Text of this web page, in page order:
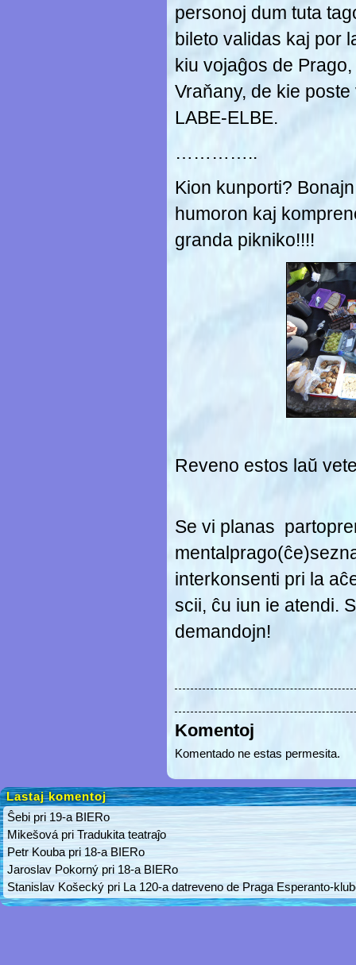
personoj dum tuta
bileto validas kaj por
kiu vojaĝos de
Vraňany, de kie
LABE-ELBE.
…………..
Kion kunporti?
humoron kaj
granda pikniko!!!!
Reveno estos laŭ
Se vi planas
interkonsenti pri la
scii, ĉu iun ie atendi.
demandojn!
Komentoj
Komentado ne estas permesita.
Lastaj komentoj
Ŝebi pri 19-a BIERo
Mikešová pri Tradukita teatraĵo
Petr Kouba pri 18-a BIERo
Jaroslav Pokorný pri 18-a BIERo
Stanislav Košecký pri La 120-a datreveno de Praga Esperanto-